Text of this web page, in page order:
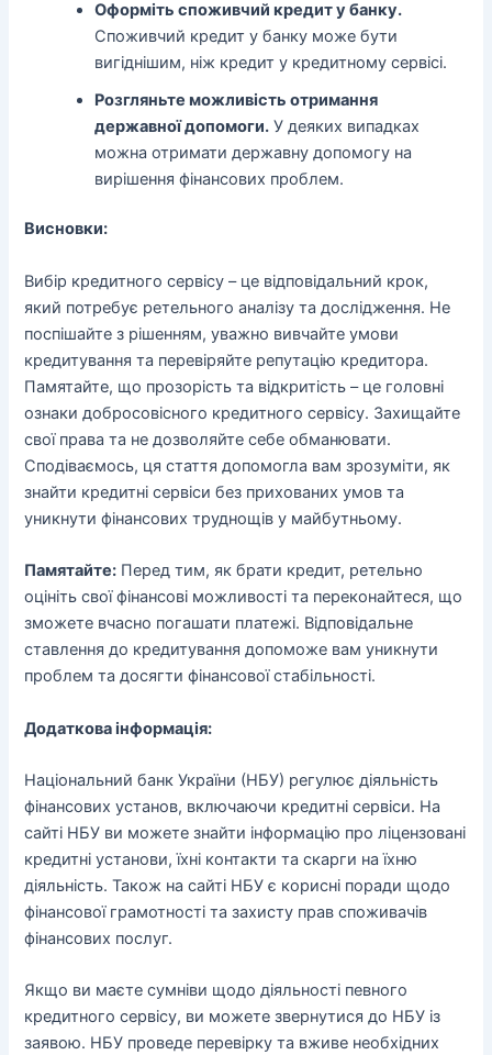
Оформіть споживчий кредит у банку.
Споживчий кредит у банку може бути
вигіднішим, ніж кредит у кредитному сервісі.
Розгляньте можливість отримання
державної допомоги. У деяких випадках
можна отримати державну допомогу на
вирішення фінансових проблем.
Висновки:
Вибір кредитного сервісу – це відповідальний крок,
який потребує ретельного аналізу та дослідження. Не
поспішайте з рішенням, уважно вивчайте умови
кредитування та перевіряйте репутацію кредитора.
Памятайте, що прозорість та відкритість – це головні
ознаки добросовісного кредитного сервісу. Захищайте
свої права та не дозволяйте себе обманювати.
Сподіваємось, ця стаття допомогла вам зрозуміти, як
знайти кредитні сервіси без прихованих умов та
уникнути фінансових труднощів у майбутньому.
Памятайте: Перед тим, як брати кредит, ретельно
оцініть свої фінансові можливості та переконайтеся, що
зможете вчасно погашати платежі. Відповідальне
ставлення до кредитування допоможе вам уникнути
проблем та досягти фінансової стабільності.
Додаткова інформація:
Національний банк України (НБУ) регулює діяльність
фінансових установ, включаючи кредитні сервіси. На
сайті НБУ ви можете знайти інформацію про ліцензовані
кредитні установи, їхні контакти та скарги на їхню
діяльність. Також на сайті НБУ є корисні поради щодо
фінансової грамотності та захисту прав споживачів
фінансових послуг.
Якщо ви маєте сумніви щодо діяльності певного
кредитного сервісу, ви можете звернутися до НБУ із
заявою. НБУ проведе перевірку та вживе необхідних